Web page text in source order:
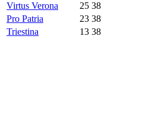
Virtus Verona
25 38
Pro Patria
23 38
Triestina
13 38